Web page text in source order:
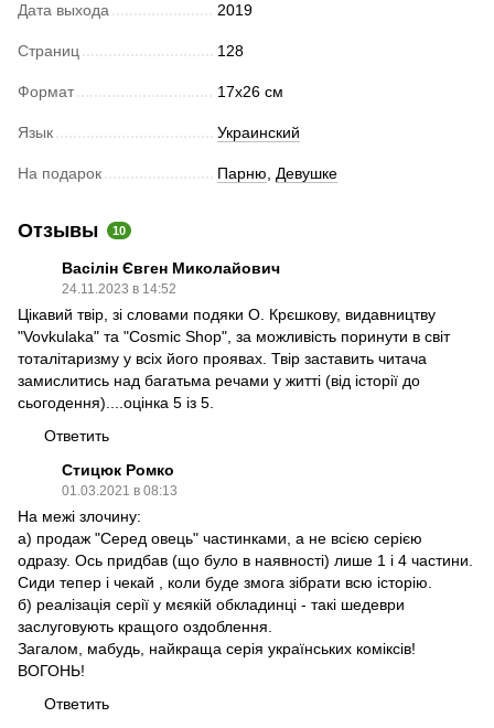
Дата выхода 2019
Страниц 128
Формат 17х26 см
Язык Украинский
На подарок Парню, Девушке
Отзывы 10
Васілін Євген Миколайович
24.11.2023 в 14:52
Цікавий твір, зі словами подяки О. Крєшкову, видавництву
"Vovkulaka" та "Cosmic Shop", за можливість поринути в світ
тоталітаризму у всіх його проявах. Твір заставить читача
замислитись над багатьма речами у житті (від історії до
сьогодення)....оцінка 5 із 5.
Ответить
Стицюк Ромко
01.03.2021 в 08:13
На межі злочину:
а) продаж "Серед овець" частинками, а не всією серією
одразу. Ось придбав (що було в наявності) лише 1 і 4 частини.
Сиди тепер і чекай , коли буде змога зібрати всю історію.
б) реалізація серії у мєякій обкладинці - такі шедеври
заслуговують кращого оздоблення.
Загалом, мабудь, найкраща серія українських коміксів!
ВОГОНЬ!
Ответить